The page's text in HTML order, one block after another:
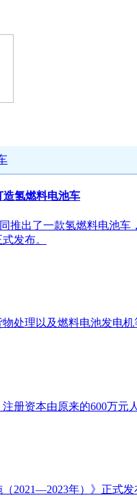
造氢燃料电池车
推出了一款氢燃料电池
发布。
处理以及燃料电池发电机
册资本由原来的600万元
2021—2023年）》正式发